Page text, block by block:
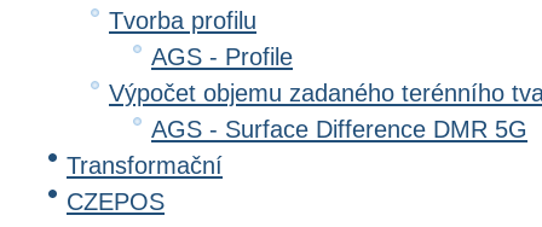
Tvorba profilu
AGS - Profile
Výpočet objemu zadaného terénního
AGS - Surface Difference DMR 5G
Transformační
CZEPOS